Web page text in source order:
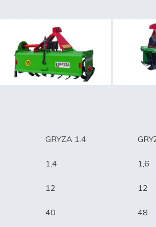
GRYZA 1.4
1,4 1,6
12 12
40 48